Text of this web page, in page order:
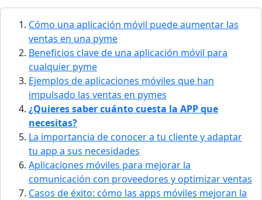
Cómo una aplicación móvil puede aumentar las
ventas en una pyme
Beneficios clave de una aplicación móvil para
cualquier pyme
Ejemplos de aplicaciones móviles que han
impulsado las ventas en pymes
¿Quieres saber cuánto cuesta la APP que
necesitas?
La importancia de conocer a tu cliente y adaptar
tu app a sus necesidades
Aplicaciones móviles para mejorar la
comunicación con proveedores y optimizar ventas
Casos de éxito: cómo las apps móviles mejoran la